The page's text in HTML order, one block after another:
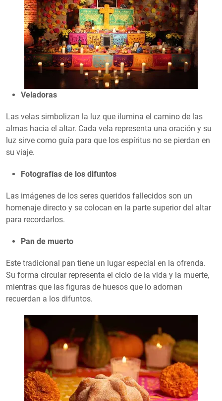
Veladoras
Las velas simbolizan la luz que ilumina el camino de las
almas hacia el altar. Cada vela representa una oración y su
luz sirve como guía para que los espíritus no se pierdan en
su viaje.
Fotografías de los difuntos
Las imágenes de los seres queridos fallecidos son un
homenaje directo y se colocan en la parte superior del altar
para recordarlos.
Pan de muerto
Este tradicional pan tiene un lugar especial en la ofrenda.
Su forma circular representa el ciclo de la vida y la muerte,
mientras que las figuras de huesos que lo adornan
recuerdan a los difuntos.